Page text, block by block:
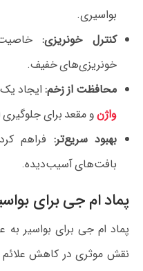
بواسیری.
کنترل خونریزی:خاصیت
خونریزی‌های خفیف.
محافظت از زخم: ایجاد
واژنو مقعد برای
بهبود سریع‌تر: فراهم
بافت‌های آسیب‌دیده.
پماد ام جی برای
پماد ام جی برای بواسیر
نقش موثری در کاهش علائم